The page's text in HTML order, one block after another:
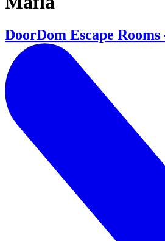
DoorDom Escape